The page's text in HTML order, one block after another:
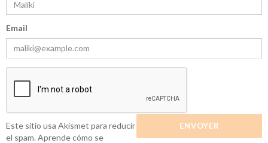
Email
Este sitio usa Akismet para reducir
el spam. Aprende cómo se